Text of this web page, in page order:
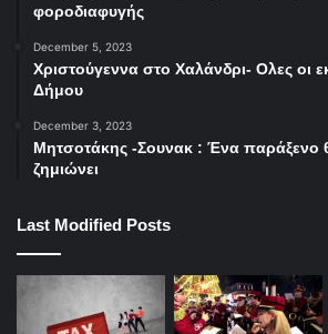
φοροδιαφυγής
December 5, 2023
Χριστούγεννα στο Χαλάνδρι- Ολες οι
Δήμου
December 3, 2023
Μητσοτάκης -Σουνακ : Ένα παράξενο
ζημιώνει
Last Modified Posts